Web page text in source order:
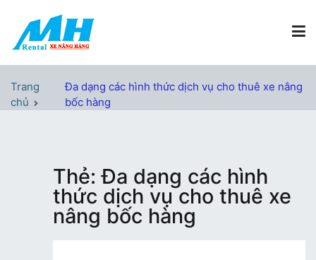
nội
Xe Nâng Hàng MH Rental
Trang
chủ
Đa dạng các hình thức dịch vụ cho thuê xe nâng
bốc hàng
Thẻ:Đa dạng các hình
thức dịch vụ cho thuê xe
nâng bốc hàng